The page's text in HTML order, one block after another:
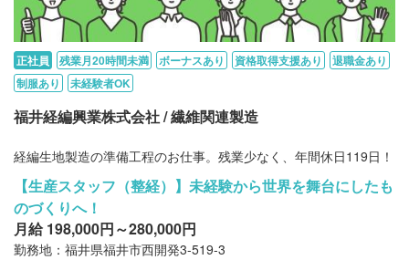
正社員 残業月20時間未満 ボーナスあり 資格取得支援あり
退職金あり
制服あり
未経験者OK
福井経編興業株式会社 / 繊維関連製造
経編生地製造の準備工程のお仕事。残業少なく、年間休日119日！
【生産スタッフ（整経）】未経験から世界を舞台にしたも
のづくりへ！
月給 198,000円～280,000円
勤務地：福井県福井市西開発3-519-3